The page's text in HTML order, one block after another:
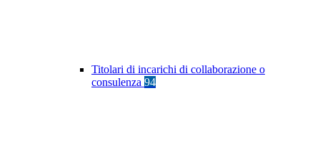
Titolari di incarichi di collaborazione o
consulenza 94